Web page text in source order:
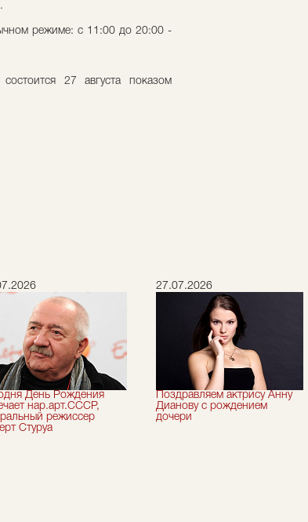
режиме: с 11:00 до 20:00 -
27 августа показом
День Рождения
нар.арт.СССР,
режиссер
Стуруа
27.07.2026
Поздравляем актрису Анну
Дианову с рождением
дочери